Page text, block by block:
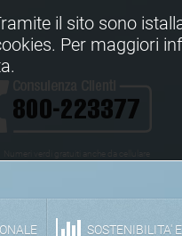
SOSTENIBILITA'
il sito sono
Per maggiori